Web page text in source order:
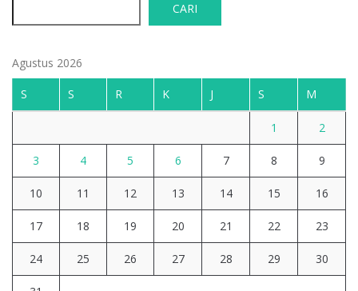
CARI
Agustus 2026
S S R K J S M
1 2
3 4 5 6 7 8 9
10 11 12 13 14 15 16
17 18 19 20 21 22 23
24 25 26 27 28 29 30